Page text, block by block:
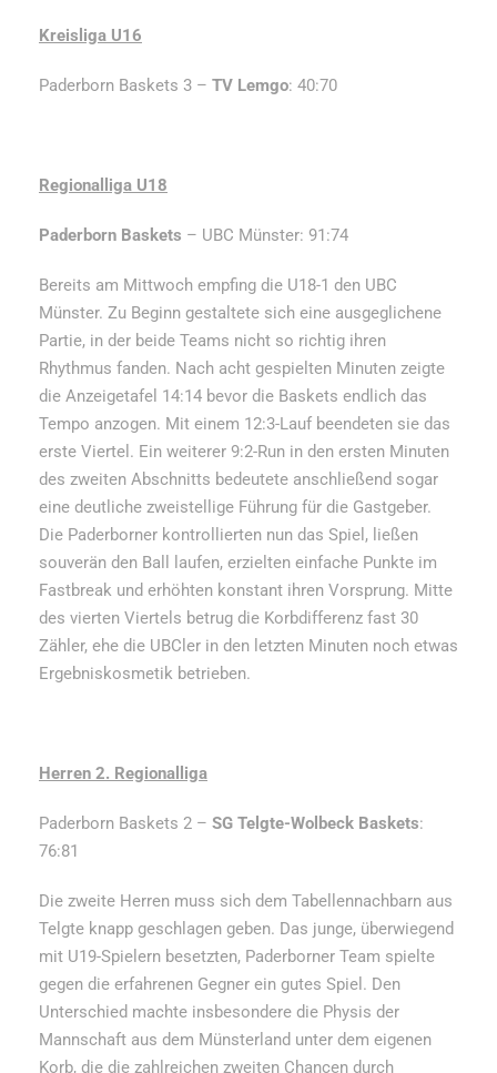
Kreisliga U16
Paderborn Baskets 3 – TV Lemgo: 40:70
Regionalliga U18
Paderborn Baskets – UBC Münster: 91:74
Bereits am Mittwoch empfing die U18-1 den UBC
Münster. Zu Beginn gestaltete sich eine ausgeglichene
Partie, in der beide Teams nicht so richtig ihren
Rhythmus fanden. Nach acht gespielten Minuten zeigte
die Anzeigetafel 14:14 bevor die Baskets endlich das
Tempo anzogen. Mit einem 12:3-Lauf beendeten sie das
erste Viertel. Ein weiterer 9:2-Run in den ersten Minuten
des zweiten Abschnitts bedeutete anschließend sogar
eine deutliche zweistellige Führung für die Gastgeber.
Die Paderborner kontrollierten nun das Spiel, ließen
souverän den Ball laufen, erzielten einfache Punkte im
Fastbreak und erhöhten konstant ihren Vorsprung. Mitte
des vierten Viertels betrug die Korbdifferenz fast 30
Zähler, ehe die UBCler in den letzten Minuten noch etwas
Ergebniskosmetik betrieben.
Herren 2. Regionalliga
Paderborn Baskets 2 – SG Telgte-Wolbeck Baskets:
76:81
Die zweite Herren muss sich dem Tabellennachbarn aus
Telgte knapp geschlagen geben. Das junge, überwiegend
mit U19-Spielern besetzten, Paderborner Team spielte
gegen die erfahrenen Gegner ein gutes Spiel. Den
Unterschied machte insbesondere die Physis der
Mannschaft aus dem Münsterland unter dem eigenen
Korb, die die zahlreichen zweiten Chancen durch